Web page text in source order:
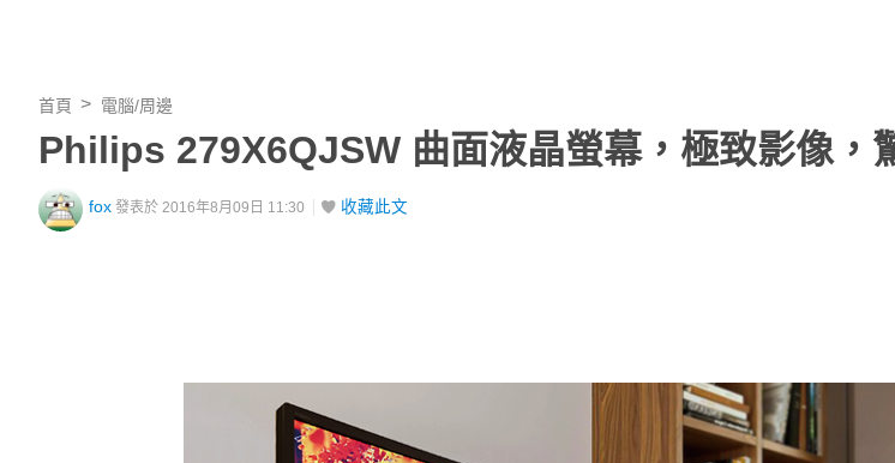
首頁 電腦/周邊
Philips 279X6QJSW 曲面液晶螢幕，極致影像，
fox 發表於 2016年8月09日 11:30 收藏此文